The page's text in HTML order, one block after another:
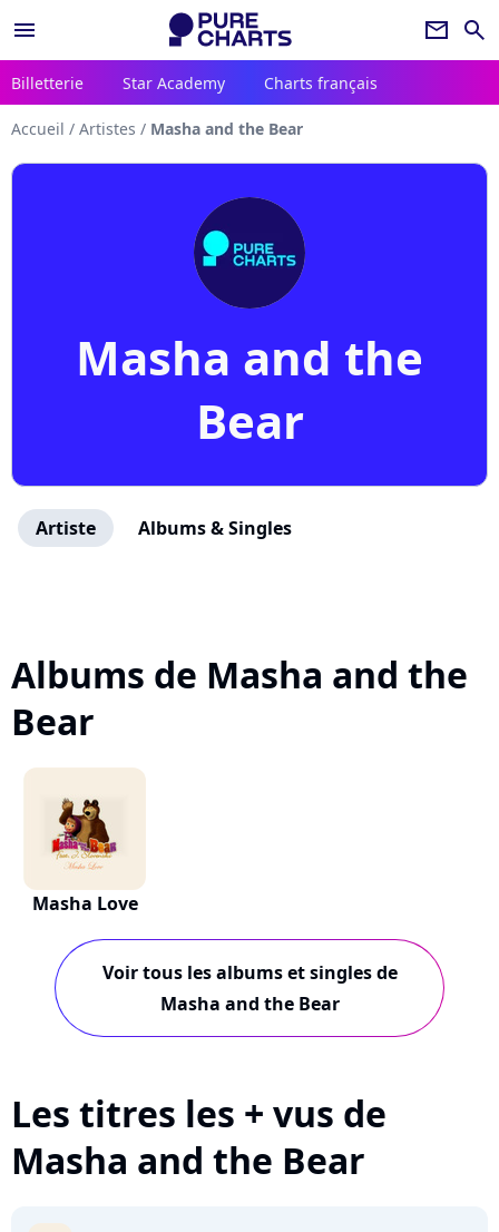
menu newsletter search
Billetterie Star Academy Charts français
Accueil / Artistes / Masha and the Bear
Masha and the
Bear
Artiste Albums & Singles
Albums de Masha and the
Bear
Masha Love
Voir tous les albums et singles de
Masha and the Bear
Les titres les + vus de
Masha and the Bear